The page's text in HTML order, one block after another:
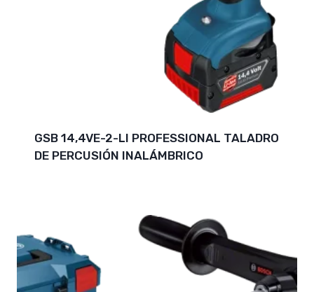
GSB 14,4VE-2-LI PROFESSIONAL TALADRO
DE PERCUSIÓN INALÁMBRICO